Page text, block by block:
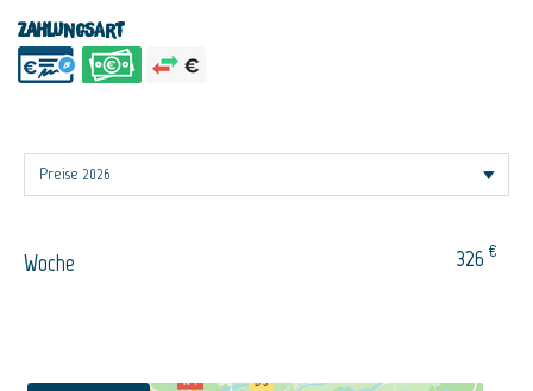
Zahlungsart
Woche 326 €